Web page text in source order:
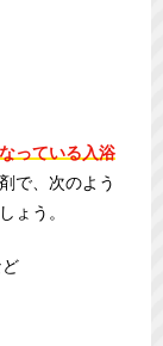
っている入浴
で、次のよう
ょう。